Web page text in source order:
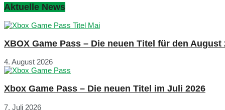
Aktuelle News
XBOX Game Pass – Die neuen Titel für den August
4. August 2026
Xbox Game Pass – Die neuen Titel im Juli 2026
7. Juli 2026